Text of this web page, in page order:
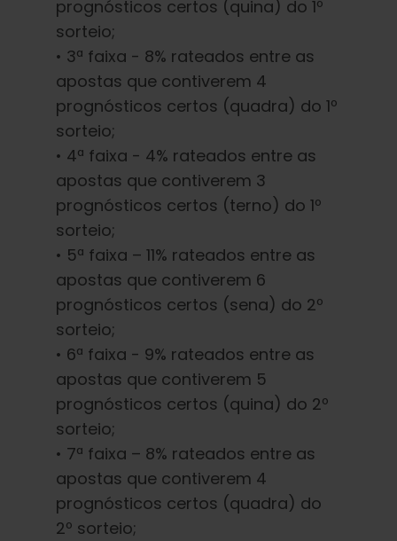
prognósticos certos (quina) do 1º
sorteio;
• 3ª faixa - 8% rateados entre as
apostas que contiverem 4
prognósticos certos (quadra) do 1º
sorteio;
• 4ª faixa - 4% rateados entre as
apostas que contiverem 3
prognósticos certos (terno) do 1º
sorteio;
• 5ª faixa – 11% rateados entre as
apostas que contiverem 6
prognósticos certos (sena) do 2º
sorteio;
• 6ª faixa - 9% rateados entre as
apostas que contiverem 5
prognósticos certos (quina) do 2º
sorteio;
• 7ª faixa – 8% rateados entre as
apostas que contiverem 4
prognósticos certos (quadra) do
2º sorteio;